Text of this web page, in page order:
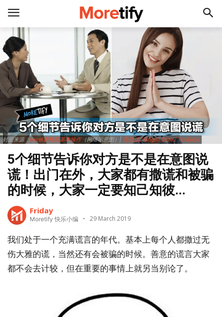
封面来源：excel表格的基本操作（网络示意图）| 亮生活 / Bright Side / YouTube
5个细节告诉你对方是不是在意图说
谎！出门在外，大家都有撒谎和被骗
的时候，大家一定要知己知彼...
Friday
Moretify 快乐小编 29 March 2019
我们处于一个充满谎言的年代。基本上每个人都撒过无
伤大雅的谎，当然还有会被骗的时候。善意的谎言大家
都不会去计较，但在重要的事情上就另当别论了。